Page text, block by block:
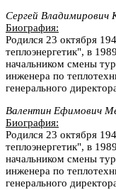
Сергей Владимирович
Биография:
Родился 23 октября
теплоэнергетик", в
начальником смены
инженера по
генерального
Валентин Ефимович
Биография:
Родился 23 октября
теплоэнергетик", в
начальником смены
инженера по
генерального